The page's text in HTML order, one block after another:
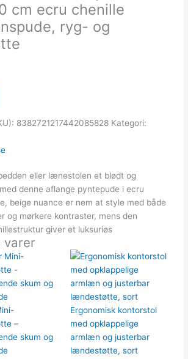
cm ecru chenille
ryg- og
8382721217442085828 Kategori:
eller lænestolen et blødt og
denne aflange pyntepude i ecru
beige nuance er nem at style med både
og mørkere kontraster, mens den
giver et luksuriøs
varer
–
skum og
Ergonomisk kontorstol
med opklappelige
armlæn og justerbar
lændestøtte, sort